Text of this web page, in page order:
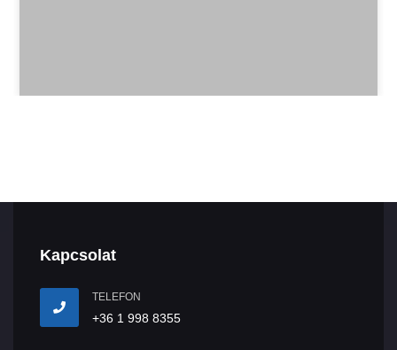
Kapcsolat
TELEFON
+36 1 998 8355